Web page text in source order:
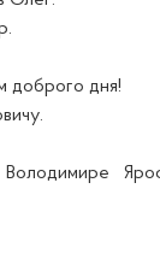
доброго дня!
у.
Володимире